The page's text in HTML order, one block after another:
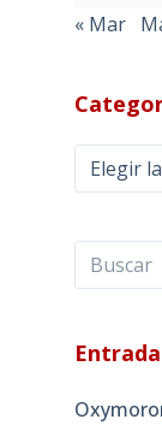
« Mar
Categorías